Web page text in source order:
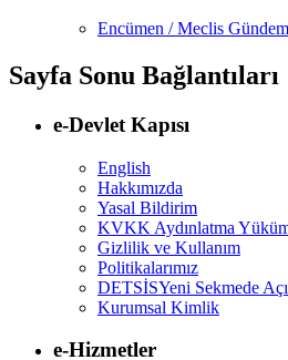
Encümen / Meclis
Sayfa Sonu Bağlantıları
e-Devlet Kapısı
English
Hakkımızda
Yasal Bildirim
KVKK Aydınlatma
Gizlilik ve Kullanım
Politikalarımız
DETSİSYeni Sekmede
Kurumsal Kimlik
e-Hizmetler